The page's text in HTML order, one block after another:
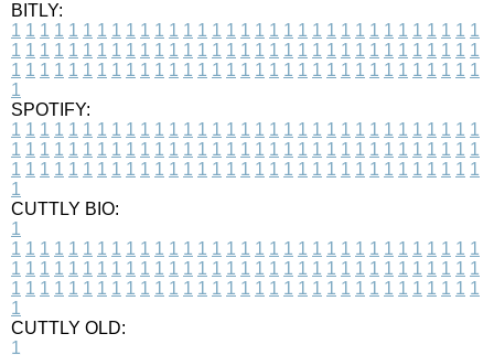
BITLY:
1 1 1 1 1 1 1 1 1 1 1 1 1 1 1 1 1 1 1 1 1 1 1 1 1 1 1 1 1 1 1 1 1
1 1 1 1 1 1 1 1 1 1 1 1 1 1 1 1 1 1 1 1 1 1 1 1 1 1 1 1 1 1 1 1 1
1 1 1 1 1 1 1 1 1 1 1 1 1 1 1 1 1 1 1 1 1 1 1 1 1 1 1 1 1 1 1 1 1
1
SPOTIFY:
1 1 1 1 1 1 1 1 1 1 1 1 1 1 1 1 1 1 1 1 1 1 1 1 1 1 1 1 1 1 1 1 1
1 1 1 1 1 1 1 1 1 1 1 1 1 1 1 1 1 1 1 1 1 1 1 1 1 1 1 1 1 1 1 1 1
1 1 1 1 1 1 1 1 1 1 1 1 1 1 1 1 1 1 1 1 1 1 1 1 1 1 1 1 1 1 1 1 1
1
CUTTLY BIO:
1
1 1 1 1 1 1 1 1 1 1 1 1 1 1 1 1 1 1 1 1 1 1 1 1 1 1 1 1 1 1 1 1 1
1 1 1 1 1 1 1 1 1 1 1 1 1 1 1 1 1 1 1 1 1 1 1 1 1 1 1 1 1 1 1 1 1
1 1 1 1 1 1 1 1 1 1 1 1 1 1 1 1 1 1 1 1 1 1 1 1 1 1 1 1 1 1 1 1 1
1
CUTTLY OLD:
1